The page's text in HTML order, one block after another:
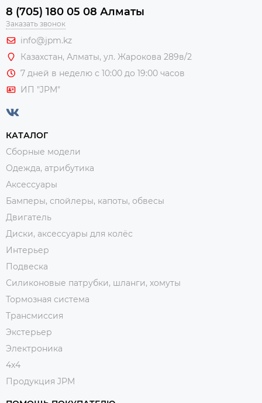
8 (705) 180 05 08 Алматы
Заказать звонок
info@jpm.kz
Казахстан, Алматы, ул. Жарокова 289в/2
7 дней в неделю с 10:00 до 19:00 часов
ИП "JPM"
КАТАЛОГ
Сборные модели
Одежда, атрибутика
Аксессуары
Бамперы, спойлеры, капоты, обвесы
Двигатель
Диски, аксессуары для колёс
Интерьер
Подвеска
Силиконовые патрубки, шланги, хомуты
Тормозная система
Трансмиссия
Экстерьер
Электроника
4x4
Продукция JPM